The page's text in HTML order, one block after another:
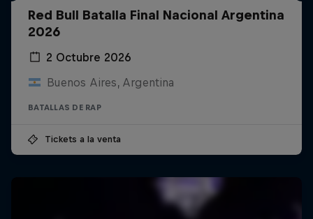
Red Bull Batalla Final Nacional Argentina
2026
2 Octubre 2026
Buenos Aires, Argentina
BATALLAS DE RAP
Tickets a la venta